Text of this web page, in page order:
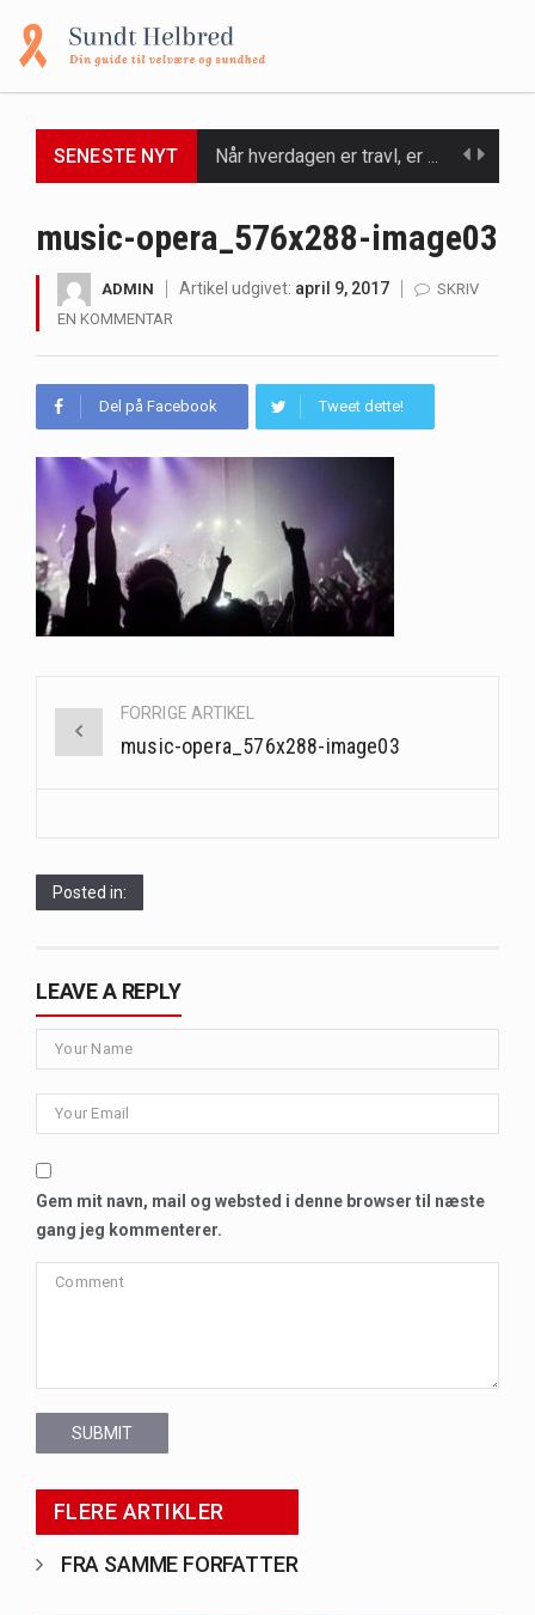
SENESTE NYT Et spaophold er ofte synonymt med afslapning, forkælelse og tid til at lade batterierne op,…
Massagestole er ikke længere forbeholdt luksuriøse spaer og wellnesscentre - de er nu tilgængelige til…
Airfryere har taget verden med storm med deres løfte om at tilberede sprøde og lækre…
music-opera_576x288-image03
ADMIN Artikel udgivet: april 9, 2017
SKRIV
EN KOMMENTAR
Del på Facebook Tweet dette!
navigationFORRIGE ARTIKEL
music-opera_576x288-image03
Posted in:
LEAVE A REPLY
Gem mit navn, mail og websted i denne browser til næste
gang jeg kommenterer.
SUBMIT
FLERE ARTIKLER
FRA SAMME FORFATTER